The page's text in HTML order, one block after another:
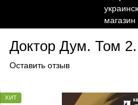
Доктор Дум. Том
Оставить отзыв
ХИТ